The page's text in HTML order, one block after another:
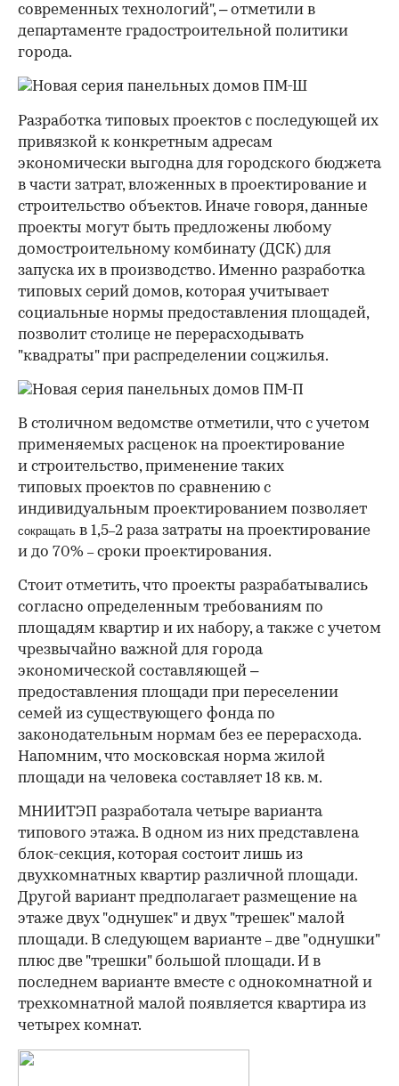
современных технологий", – отметили в
департаменте градостроительной политики
города.
Разработка типовых проектов с последующей их
привязкой к конкретным адресам
экономически выгодна для городского бюджета
в части затрат, вложенных в проектирование и
строительство объектов. Иначе говоря, данные
проекты могут быть предложены любому
домостроительному комбинату (ДСК) для
запуска их в производство. Именно разработка
типовых серий домов, которая учитывает
социальные нормы предоставления площадей,
позволит столице не перерасходывать
"квадраты" при распределении соцжилья.
В столичном ведомстве отметили, что с учетом
применяемых расценок на проектирование
и строительство, применение таких
типовых проектов по сравнению с
индивидуальным проектированием позволяет
сокращать в 1,5–2 раза затраты на проектирование
и до 70% – сроки проектирования.
Стоит отметить, что проекты разрабатывались
согласно определенным требованиям по
площадям квартир и их набору, а также с учетом
чрезвычайно важной для города
экономической составляющей –
предоставления площади при переселении
семей из существующего фонда по
законодательным нормам без ее перерасхода.
Напомним, что московская норма жилой
площади на человека составляет 18 кв. м.
МНИИТЭП разработала четыре варианта
типового этажа. В одном из них представлена
блок-секция, которая состоит лишь из
двухкомнатных квартир различной площади.
Другой вариант предполагает размещение на
этаже двух "однушек" и двух "трешек" малой
площади. В следующем варианте –две "однушки"
плюс две "трешки" большой площади. И в
последнем варианте вместе с однокомнатной и
трехкомнатной малой появляется квартира из
четырех комнат.